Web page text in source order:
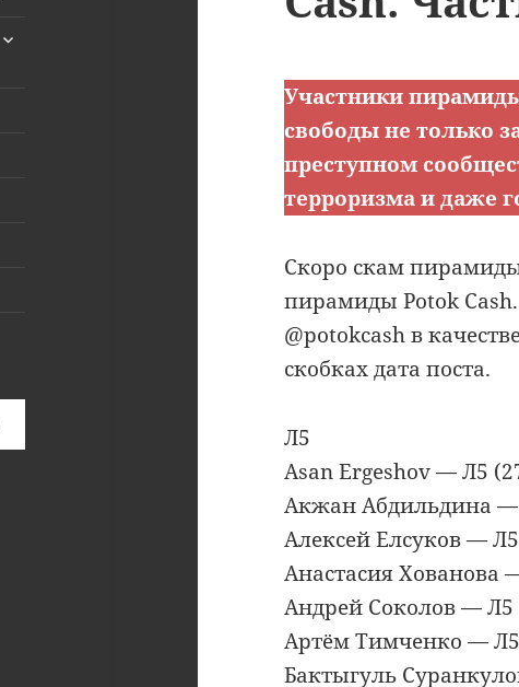
раскрыть
Участники
свободы не только
преступном
терроризма и даже
Скоро скам
пирамиды Potok
@potokcash в
скобках дата поста.
Л5
Asan Ergeshov — Л5
Акжан Абдильдина —
Алексей Елсуков —
Анастасия Хованова
Андрей Соколов — Л5
Артём Тимченко — Л5
Бактыгуль